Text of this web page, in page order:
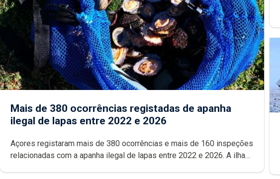
Mais de 380 ocorrências registadas de apanha
ilegal de lapas entre 2022 e 2026
Açores registaram mais de 380 ocorrências e mais de 160 inspeções
relacionadas com a apanha ilegal de lapas entre 2022 e 2026. A ilha